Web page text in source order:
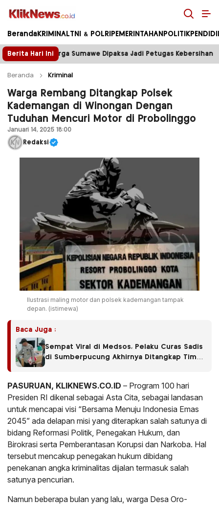
Kliknews.co.id
Beranda KRIMINAL TNI & POLRI PEMERINTAHAN POLITIK
Berita Hari IniJadi Petugas Kebersihan Tower Disegel,
Beranda Kriminal
Warga Rembang Ditangkap Polsek
Kademangan di Winongan Dengan
Tuduhan Mencuri Motor di Probolinggo
Januari 14, 2025 18:00
Redaksi
Ilustrasi maling motor dan polsek kademangan tampak
depan. (istimewa)
Baca Juga :
Sempat Viral di Medsos, Pelaku Curas Sadis
di Sumberpucung Akhirnya Ditangkap Tim
PASURUAN, KLIKNEWS.CO.ID – Program 100 hari
Presiden RI dikenal sebagai Asta Cita, sebagai landasan
untuk mencapai visi “Bersama Menuju Indonesia Emas
2045” ada delapan misi yang diterapkan salah satunya di
bidang Reformasi Politik, Penegakan Hukum, dan
Birokrasi serta Pemberantasan Korupsi dan Narkoba. Hal
tersebut mencakup penegakan hukum dibidang
penekanan angka kriminalitas dijalan termasuk salah
satunya pencurian.
Namun beberapa bulan yang lalu, warga Desa Oro-